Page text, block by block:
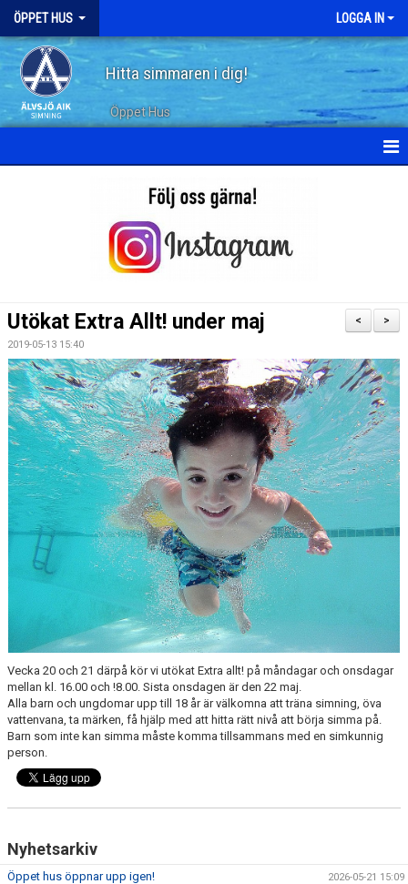
ÖPPET HUS LOGGA IN
Hitta simmaren i dig!
Öppet Hus
>
<
Utökat Extra Allt! under maj
2019-05-13 15:40
Vecka 20 och 21 därpå kör vi utökat Extra allt! på måndagar och onsdagar
mellan kl. 16.00 och !8.00. Sista onsdagen är den 22 maj.
Alla barn och ungdomar upp till 18 år är välkomna att träna simning, öva
vattenvana, ta märken, få hjälp med att hitta rätt nivå att börja simma på.
Barn som inte kan simma måste komma tillsammans med en simkunnig
person.
Nyhetsarkiv
Öppet hus öppnar upp igen! 2026-05-21 15:09